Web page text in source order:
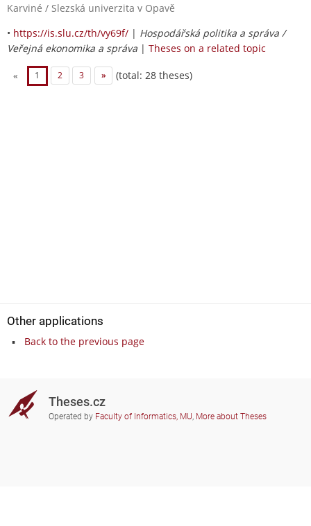
Karviné / Slezská univerzita v Opavě
• https://is.slu.cz/th/vy69f/ | Hospodářská politika a správa /
Veřejná ekonomika a správa | Theses on a related topic
« 1 2 3 » (total: 28 theses)
Other applications
Back to the previous page
Theses.cz
Operated by Faculty of Informatics, MU, More about Theses